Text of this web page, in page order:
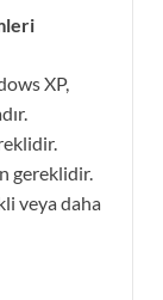
XP,
gereklidir.
veya daha